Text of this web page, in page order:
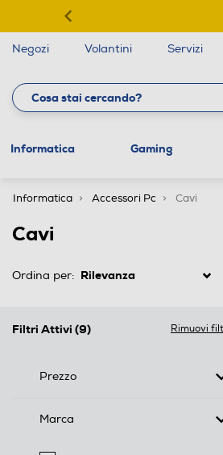
Negozi Volantini Servizi
Informatica Gaming
Informatica Accessori Pc Cavi
Cavi
Ordina per:
Filtri Attivi (9) Rimuovi
Prezzo
Marca